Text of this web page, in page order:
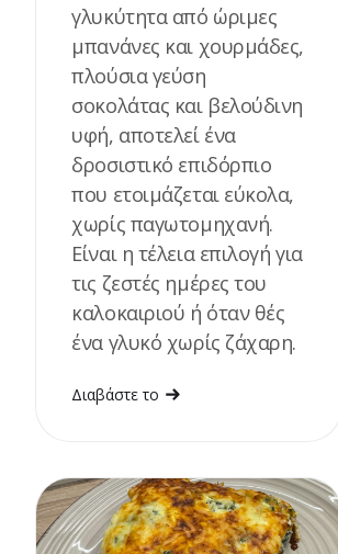
γλυκύτητα από ώριμες
μπανάνες και χουρμάδες,
πλούσια γεύση
σοκολάτας και βελούδινη
υφή, αποτελεί ένα
δροσιστικό επιδόρπιο
που ετοιμάζεται εύκολα,
χωρίς παγωτομηχανή.
Είναι η τέλεια επιλογή για
τις ζεστές ημέρες του
καλοκαιριού ή όταν θές
ένα γλυκό χωρίς ζάχαρη.
Διαβάστε το